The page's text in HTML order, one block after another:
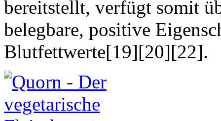
bereitstellt, verfügt somit
belegbare, positive
Blutfettwerte[19][20][22].